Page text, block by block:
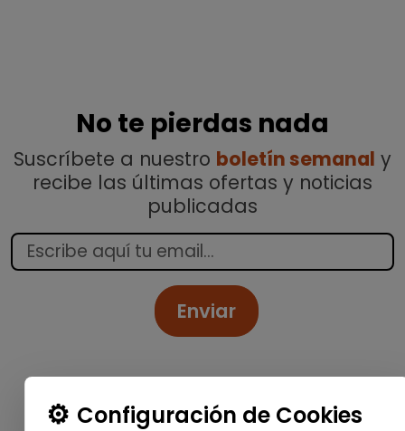
No te pierdas nada
Suscríbete a nuestro boletín semanal y
recibe las últimas ofertas y noticias
publicadas
Enviar
Configuración de Cookies